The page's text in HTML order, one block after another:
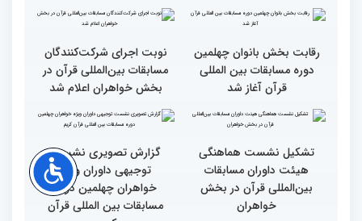
طنینی به وسعت یک جهان/
گزارش توصیفی و حاشیه
نگاری از حال و هوای اولین
روز مسابقات قرآن
جزئیات اولین روز رقابت
بخش بانوان مسابقات
بین‌المللی قرآن کریم
رقابت بخش بانوان چهلمین
دوره مسابقات بین المللی
قرآن آغاز شد
نوبت اجرای شرکت‌کنندگان
مسابقات بین‌المللی قرآن در
بخش خواهران اعلام شد